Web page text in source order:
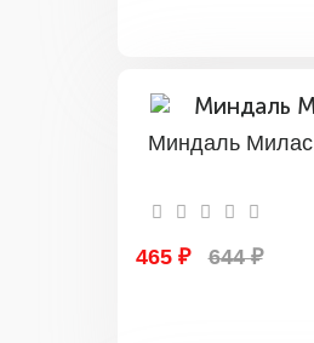
Миндаль Милас
465 ₽ 644 ₽